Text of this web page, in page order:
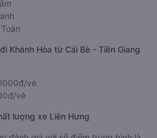
và giờ kết thúc của xe khách Liên
Bè - Tiền Giang: 16:00
Hòa: 03:06
Cái Bè - Tiền Giang đi Khánh Hòa
khoảng: 11.1 giờ
của nhà xe Liên Hưng